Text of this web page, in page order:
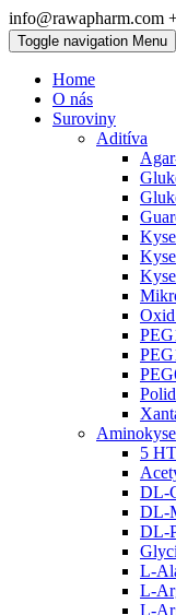
info@rawapharm.com
Toggle navigation Menu
Home
O nás
Suroviny
Aditíva
5
DL-
DL-
DL-
L-
L-
L-